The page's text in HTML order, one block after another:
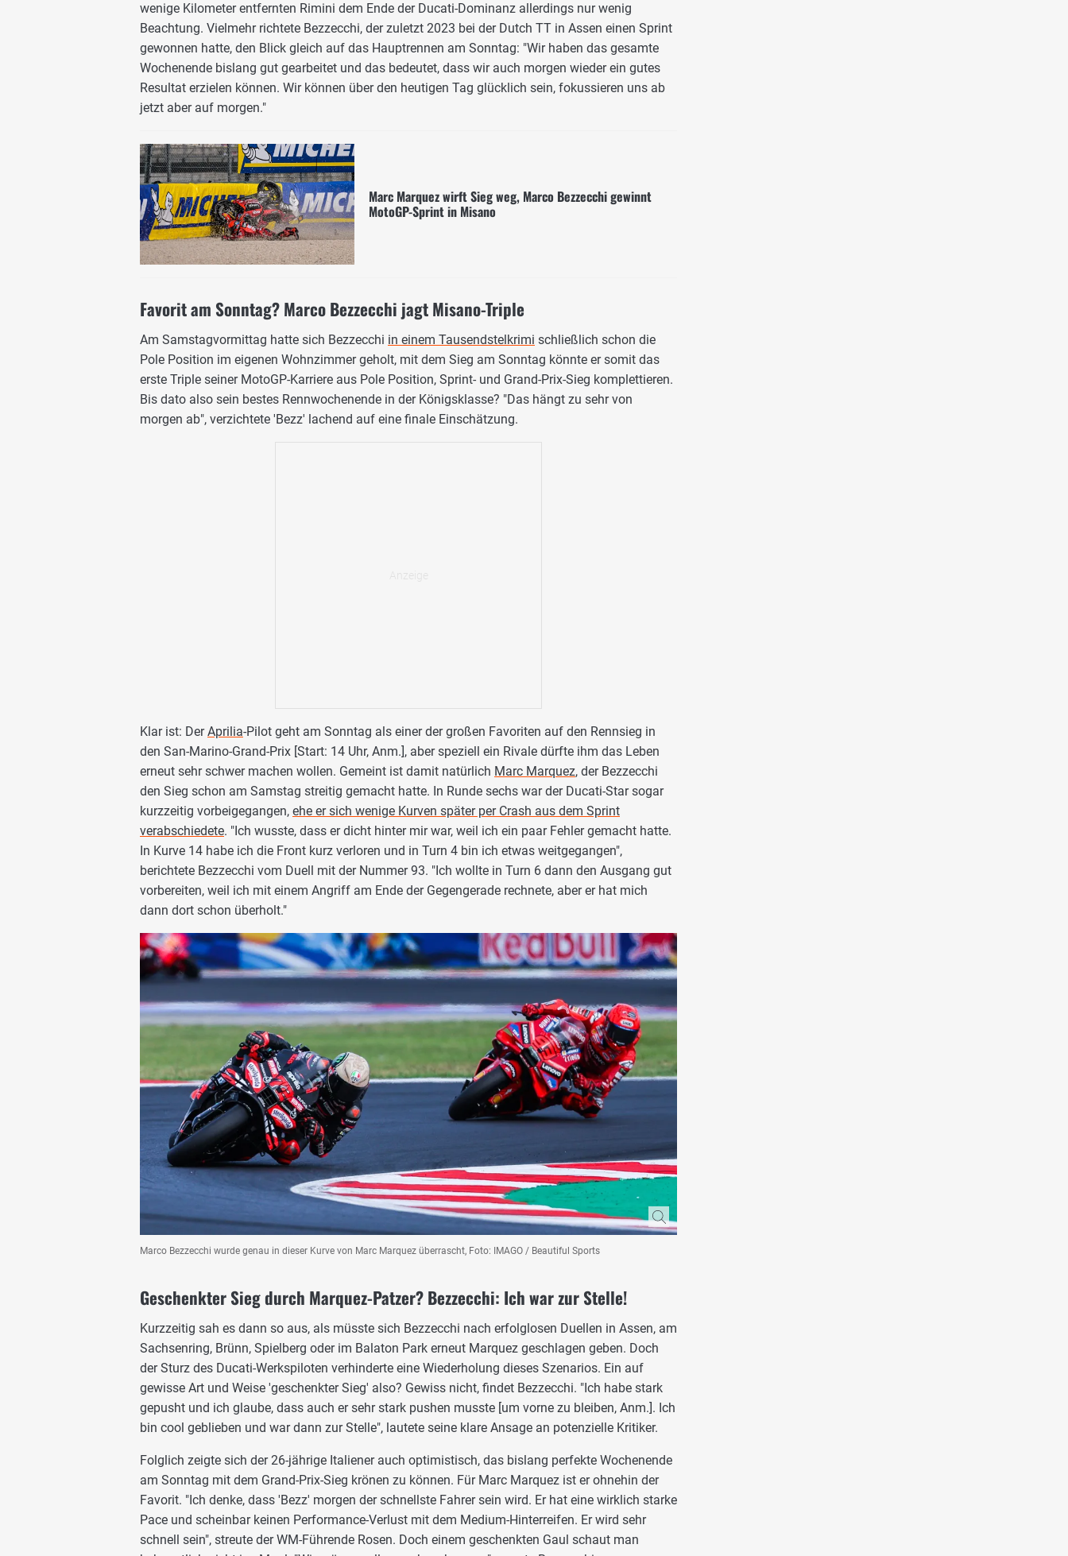
wenige Kilometer entfernten Rimini dem Ende der Ducati-Dominanz allerdings nur wenig
Beachtung. Vielmehr richtete Bezzecchi, der zuletzt 2023 bei der Dutch TT in Assen einen Sprint
gewonnen hatte, den Blick gleich auf das Hauptrennen am Sonntag: "Wir haben das gesamte
Wochenende bislang gut gearbeitet und das bedeutet, dass wir auch morgen wieder ein gutes
Resultat erzielen können. Wir können über den heutigen Tag glücklich sein, fokussieren uns ab
jetzt aber auf morgen."
Marc Marquez wirft Sieg weg, Marco Bezzecchi gewinnt
MotoGP-Sprint in Misano
Favorit am Sonntag? Marco Bezzecchi jagt Misano-Triple
Am Samstagvormittag hatte sich Bezzecchi in einem Tausendstelkrimi schließlich schon die
Pole Position im eigenen Wohnzimmer geholt, mit dem Sieg am Sonntag könnte er somit das
erste Triple seiner MotoGP-Karriere aus Pole Position, Sprint- und Grand-Prix-Sieg komplettieren.
Bis dato also sein bestes Rennwochenende in der Königsklasse? "Das hängt zu sehr von
morgen ab", verzichtete 'Bezz' lachend auf eine finale Einschätzung.
Klar ist: DerAprilia-Pilot geht am Sonntag als einer der großen Favoriten auf den Rennsieg in
den San-Marino-Grand-Prix [Start: 14 Uhr, Anm.], aber speziell ein Rivale dürfte ihm das Leben
erneut sehr schwer machen wollen. Gemeint ist damit natürlich Marc Marquez, der Bezzecchi
den Sieg schon am Samstag streitig gemacht hatte. In Runde sechs war der Ducati-Star sogar
kurzzeitig vorbeigegangen, ehe er sich wenige Kurven später per Crash aus dem Sprint
verabschiedete. "Ich wusste, dass er dicht hinter mir war, weil ich ein paar Fehler gemacht hatte.
In Kurve 14 habe ich die Front kurz verloren und in Turn 4 bin ich etwas weitgegangen",
berichtete Bezzecchi vom Duell mit der Nummer 93. "Ich wollte in Turn 6 dann den Ausgang gut
vorbereiten, weil ich mit einem Angriff am Ende der Gegengerade rechnete, aber er hat mich
dann dort schon überholt."
Marco Bezzecchi wurde genau in dieser Kurve von Marc Marquez überrascht, Foto: IMAGO / Beautiful Sports
Geschenkter Sieg durch Marquez-Patzer? Bezzecchi: Ich war zur Stelle!
Kurzzeitig sah es dann so aus, als müsste sich Bezzecchi nach erfolglosen Duellen in Assen, am
Sachsenring, Brünn, Spielberg oder im Balaton Park erneut Marquez geschlagen geben. Doch
der Sturz des Ducati-Werkspiloten verhinderte eine Wiederholung dieses Szenarios. Ein auf
gewisse Art und Weise 'geschenkter Sieg' also? Gewiss nicht, findet Bezzecchi. "Ich habe stark
gepusht und ich glaube, dass auch er sehr stark pushen musste [um vorne zu bleiben, Anm.]. Ich
bin cool geblieben und war dann zur Stelle", lautete seine klare Ansage an potenzielle Kritiker.
Folglich zeigte sich der 26-jährige Italiener auch optimistisch, das bislang perfekte Wochenende
am Sonntag mit dem Grand-Prix-Sieg krönen zu können. Für Marc Marquez ist er ohnehin der
Favorit. "Ich denke, dass 'Bezz' morgen der schnellste Fahrer sein wird. Er hat eine wirklich starke
Pace und scheinbar keinen Performance-Verlust mit dem Medium-Hinterreifen. Er wird sehr
schnell sein", streute der WM-Führende Rosen. Doch einem geschenkten Gaul schaut man